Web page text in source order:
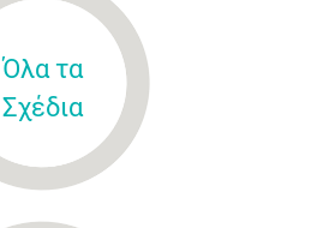
Όλα τα
Σχέδια